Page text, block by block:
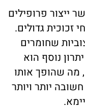
ייצור פרופילים
גדולים.
שחומרים
נוסף הוא
מה שהופך אותו
יותר ויותר